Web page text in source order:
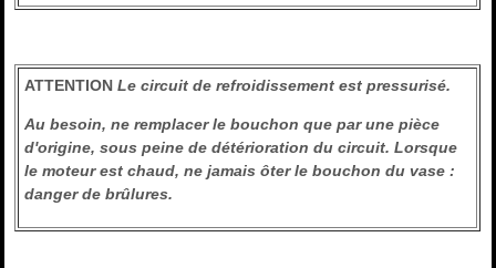
ATTENTIONLe circuit de refroidissement est pressurisé.
Au besoin, ne remplacer le bouchon que par une pièce
d'origine, sous peine de détérioration du circuit. Lorsque
le moteur est chaud, ne jamais ôter le bouchon du vase :
danger de brûlures.